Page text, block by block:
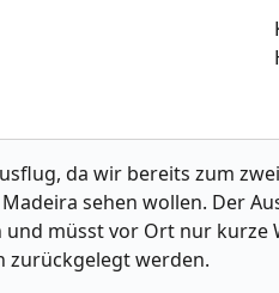
da wir bereits zum
sehen wollen. Der
müsst vor Ort nur kurze
zurückgelegt werden.